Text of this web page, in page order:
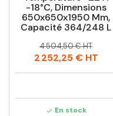
-18°C, Dimensions
650x650x1950 Mm,
Capacité 364/248 L
Prix
Prix
habituel
4 504,50 € HT
2 252,25 €HT
 En stock